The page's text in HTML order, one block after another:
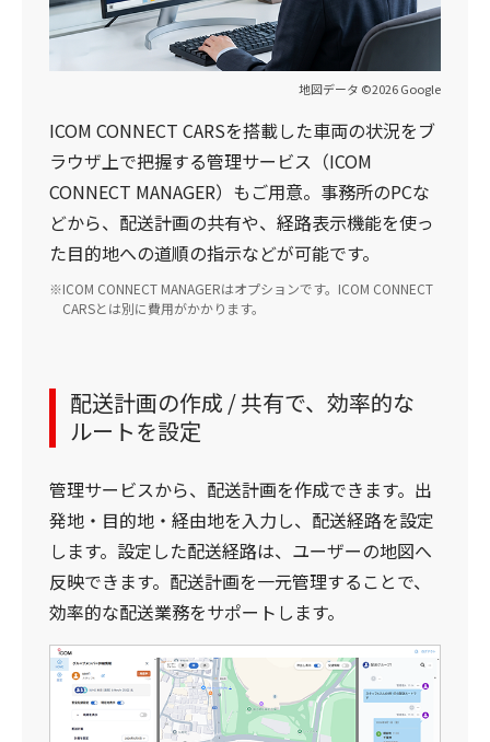
地図データ ©2026 Google
ICOM CONNECT CARSを搭載した車両の状況をブ
ラウザ上で把握する管理サービス（ICOM
CONNECT MANAGER）もご用意。事務所のPCな
どから、配送計画の共有や、経路表示機能を使っ
た目的地への道順の指示などが可能です。
ICOM CONNECT MANAGERはオプションです。ICOM CONNECT
CARSとは別に費用がかかります。
配送計画の作成 / 共有で、効率的な
ルートを設定
管理サービスから、配送計画を作成できます。出
発地・目的地・経由地を入力し、配送経路を設定
します。設定した配送経路は、ユーザーの地図へ
反映できます。配送計画を一元管理することで、
効率的な配送業務をサポートします。